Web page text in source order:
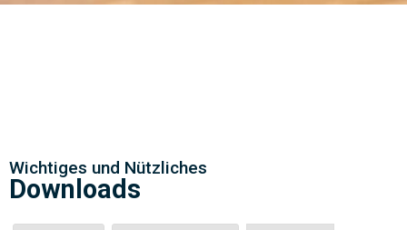
Wichtiges und Nützliches
Downloads